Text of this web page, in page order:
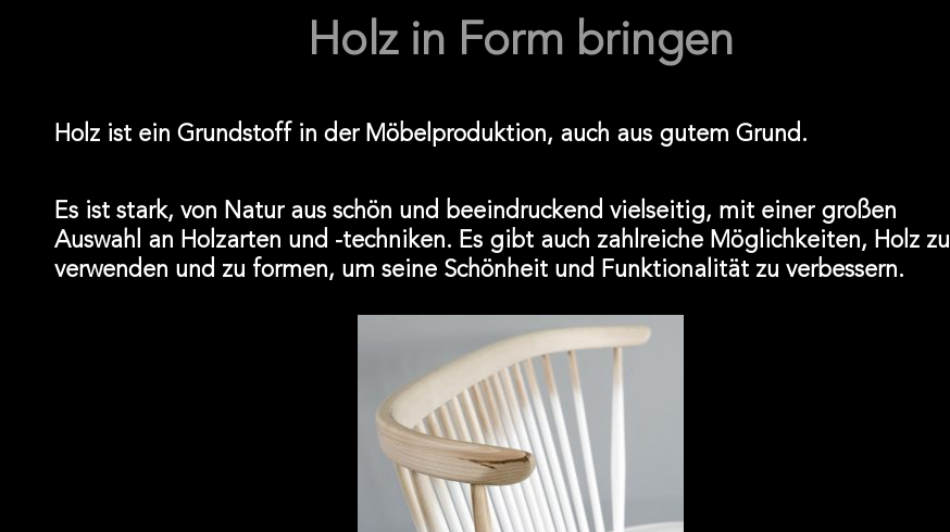
Holz in Form bringen
Holz ist ein Grundstoff in der Möbelproduktion, auch aus gutem Grund.
Es ist stark, von Natur aus schön und beeindruckend vielseitig, mit einer großen
Auswahl an Holzarten und -techniken. Es gibt auch zahlreiche Möglichkeiten, Holz zu
verwenden und zu formen, um seine Schönheit und Funktionalität zu verbessern.